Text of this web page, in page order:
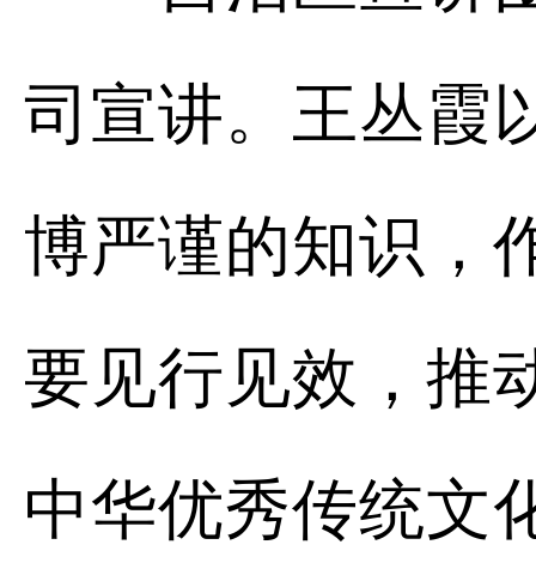
司宣讲。王丛霞
博严谨的知识，
要见行见效，推
中华优秀传统文